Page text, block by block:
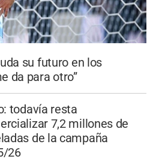
su futuro en los
da para otro”
todavía resta
7,2 millones de
de la campaña
26